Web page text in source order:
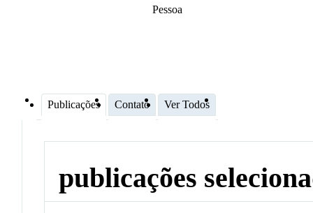
Pessoa
Publicações Contato Ver Todos
publicações